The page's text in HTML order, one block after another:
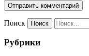
Поиск
Рубрики